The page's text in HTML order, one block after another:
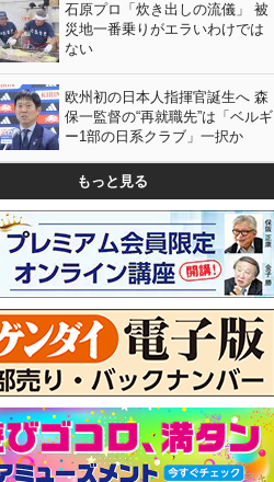
石原プロ「炊き出しの流儀」 被
災地一番乗りがエラいわけでは
ない
欧州初の日本人指揮官誕生へ 森
保一監督の“再就職先”は「ベルギ
ー1部の日系クラブ」一択か
もっと見る